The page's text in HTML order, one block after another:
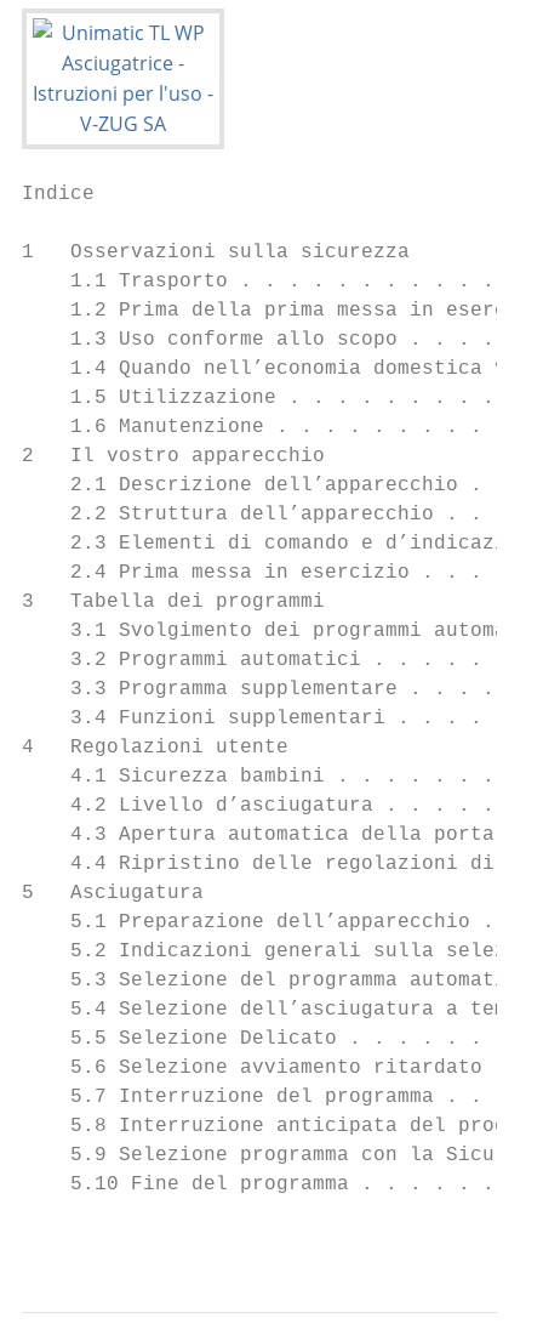
Indice
1   Osservazioni sulla
1.1 Trasporto . . . . . . . . . . . .
1.2 Prima della prima messa in
1.3 Uso conforme allo scopo . . . . .
1.4 Quando nell’economia domestica
1.5 Utilizzazione . . . . . . . . . .
1.6 Manutenzione . . . . . . . . . .
2   Il vostro apparecchio
2.1 Descrizione dell’apparecchio . .
2.2 Struttura dell’apparecchio . . .
2.3 Elementi di comando e
2.4 Prima messa in esercizio . . . .
3   Tabella dei programmi
3.1 Svolgimento dei programmi
3.2 Programmi automatici . . . . . .
3.3 Programma supplementare . . . . .
3.4 Funzioni supplementari . . . . .
4   Regolazioni utente
4.1 Sicurezza bambini . . . . . . . .
4.2 Livello d’asciugatura . . . . . .
4.3 Apertura automatica della porta .
4.4 Ripristino delle regolazioni di
5   Asciugatura
5.1 Preparazione dell’apparecchio . .
5.2 Indicazioni generali sulla
5.3 Selezione del programma
5.4 Selezione dell’asciugatura a
5.5 Selezione Delicato . . . . . . .
5.6 Selezione avviamento ritardato .
5.7 Interruzione del programma . . .
5.8 Interruzione anticipata del
5.9 Selezione programma con la
5.10 Fine del programma . . . . . . .